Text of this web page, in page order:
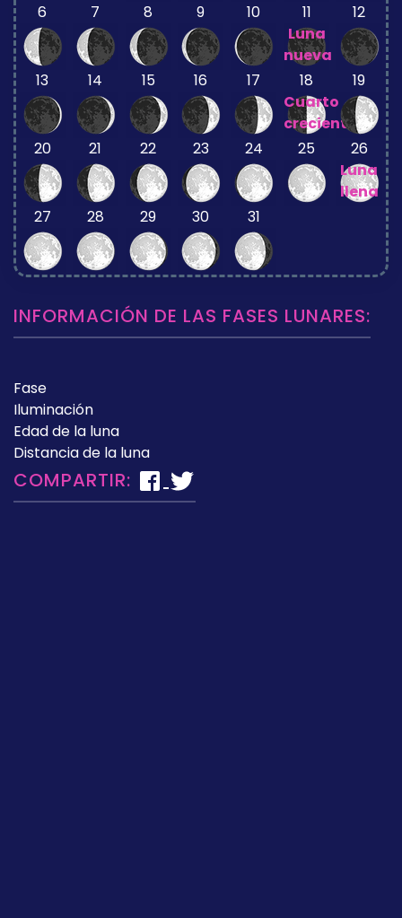
6 7 8 9 10
11
Luna
nueva
12
13 14 15 16 17
18
Cuarto
creciente
19
20 21 22 23 24 25
26
Luna
llena
27
28 29 30 31
INFORMACIÓN DE LAS FASES LUNARES:
Fase
Iluminación
Edad de la luna
Distancia de la luna
COMPARTIR: